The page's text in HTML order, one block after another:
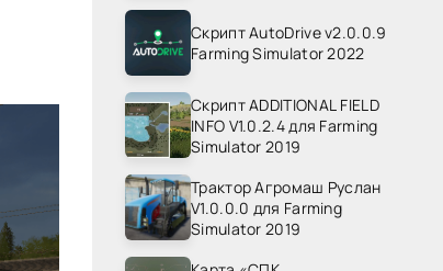
Скрипт AutoDrive v2.0.0.9
Farming Simulator 2022
Скрипт ADDITIONAL FIELD
INFO V1.0.2.4 для Farming
Simulator 2019
Трактор Агромаш Руслан
V1.0.0.0 для Farming
Simulator 2019